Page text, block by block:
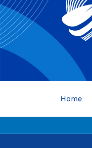
Home
News